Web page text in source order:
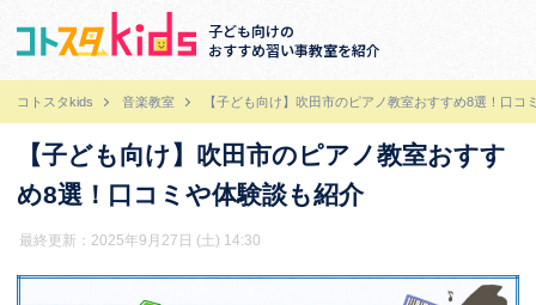
子ども向けの
おすすめ習い事教室を紹介
コトスタkids 音楽教室 【子ども向け】吹田市のピアノ教室おすすめ8選！口コ
【子ども向け】吹田市のピアノ教室おすす
め8選！口コミや体験談も紹介
最終更新：2025年9月27日 (土) 14:30